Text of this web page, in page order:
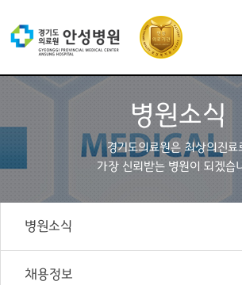
병원소식
경기도의료원은 최상의진료
가장 신뢰받는 병원이 되겠습
병원소식
채용정보